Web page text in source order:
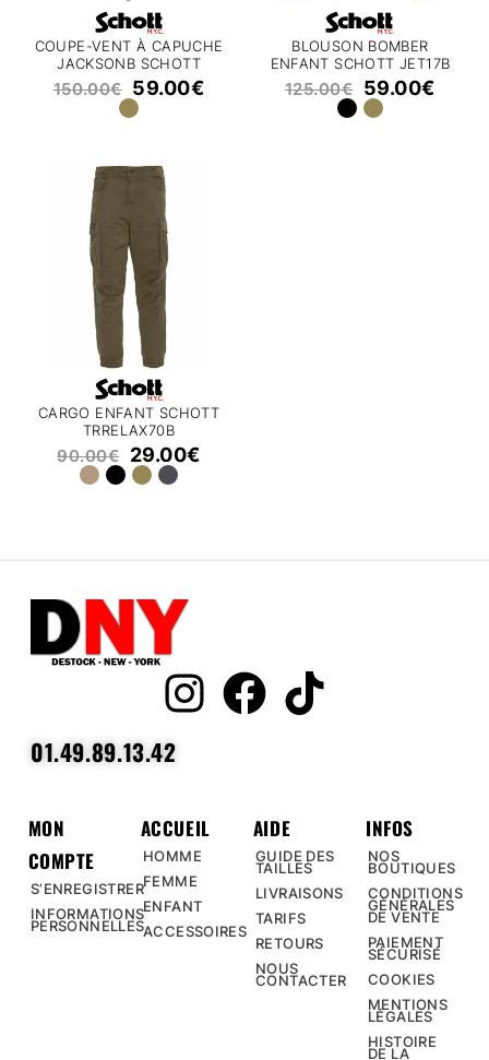
COUPE-VENT À CAPUCHE
JACKSONB SCHOTT
150.00€ 59.00€
BLOUSON BOMBER
ENFANT SCHOTT JET17B
125.00€ 59.00€
CARGO ENFANT SCHOTT
TRRELAX70B
90.00€ 29.00€
01.49.89.13.42
MON
COMPTE
S’ENREGISTRER
INFORMATIONS
PERSONNELLES
ACCUEIL
HOMME
FEMME
ENFANT
ACCESSOIRES
AIDE
GUIDE DES
TAILLES
LIVRAISONS
TARIFS
RETOURS
NOUS
CONTACTER
INFOS
NOS
BOUTIQUES
CONDITIONS
GÉNÉRALES
DE VENTE
PAIEMENT
SÉCURISÉ
COOKIES
MENTIONS
LÉGALES
HISTOIRE
DE LA